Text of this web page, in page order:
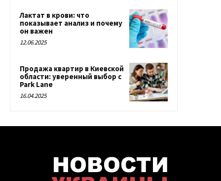
Лактат в крови: что
показывает анализ и почему
он важен
12.06.2025
Продажа квартир в Киевской
области: уверенный выбор с
Park Lane
16.04.2025